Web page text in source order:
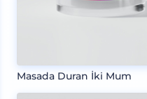
Masada Duran İki Mum